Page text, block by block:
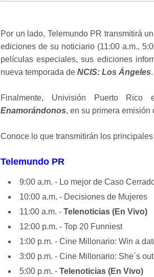
Por un lado, Telemundo PR transmitirá
ediciones de su noticiario (11:00 a.m.,
películas especiales, sus ediciones
nueva temporada de NCIS: Los Ángeles.
Finalmente, Univisión Puerto
Enamorándonos, en su primera emisión
Conoce lo que transmitirán los
Telemundo PR
9:00 a.m. - Lo mejor de Caso
10:00 a.m. - Decisiones de Mujeres
11:00 a.m. - Telenoticias (En Vivo)
12:00 p.m. - Top 20 Funniest
1:00 p.m. - Cine Millonario: Win a
3:00 p.m. - Cine Millonario: She´s
5:00 p.m. - Telenoticias (En Vivo)